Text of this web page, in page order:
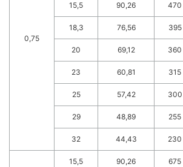
0,75
15,5 90,26 470
18,3 76,56 395
20 69,12 360
23 60,81 315
25 57,42 300
29 48,89 255
32 44,43 230
15,5 90,26 675